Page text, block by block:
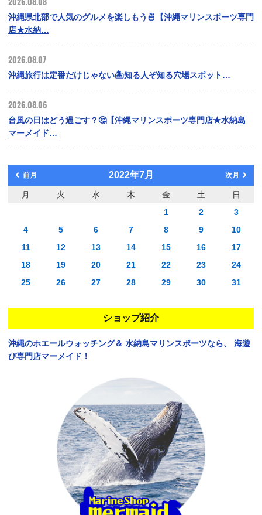
沖縄県北部で人気のグルメを楽しもう🍜【沖縄マリンスポーツ専門
店★水納…
2026.08.07
沖縄旅行は定番だけじゃない🏝️知る人ぞ知る穴場スポット…
2026.08.06
台風の日はどう過ごす？🤔【沖縄マリンスポーツ専門店★水納島
マーメイド…
前月 2022年7月 次月
月 火 水 木 金 土
日
1
2
3
4
5 6 7 8 9
10
11
12 13 14 15 16
17
18
19 20 21 22 23
24
25
26 27 28 29 30 31
ショップ紹介
沖縄のホエールウォッチング＆ 水納島マリンスポーツなら、
海遊
び専門店マーメイド！